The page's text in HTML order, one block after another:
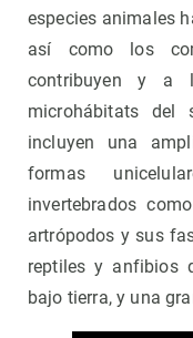
especies animales
así como los
contribuyen y a
microhábitats del
incluyen una
formas
invertebrados
artrópodos y sus
reptiles y anfibios
bajo tierra, y una